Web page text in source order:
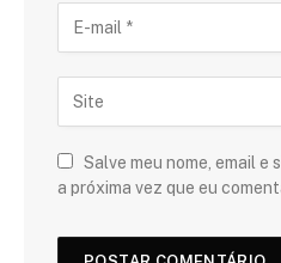
Salve meu nome, email e
a próxima vez que eu